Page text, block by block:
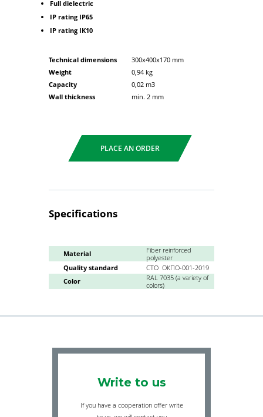
Full dielectric
IP rating IР65
IP rating IК10
Technical dimensions
300x400x170 mm
Weight
0,94 kg
Capacity
0,02 m3
Wall thickness
min. 2 mm
PLACE AN ORDER
Specifications
Material
Fiber reinforced
polyester
Quality standard
СТО ОКПО-001-2019
Color
RAL 7035 (a variety of
colors)
Write to us
If you have a cooperation offer write